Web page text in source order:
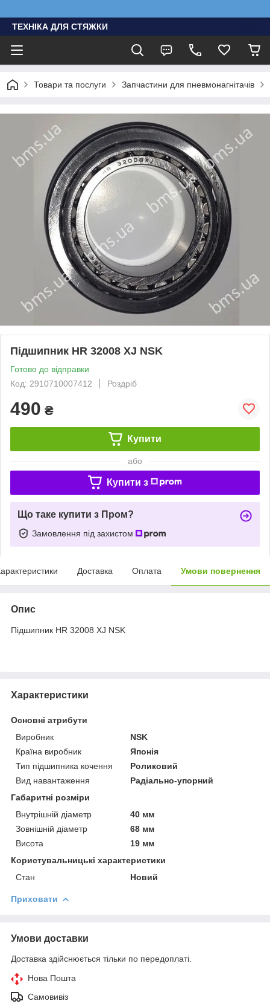
ТЕХНІКА ДЛЯ СТЯЖКИ
Товари та послуги Запчастини для пневмонагнітачів
Підшипник HR 32008 XJ NSK
Готово до відправки
Код: 2910710007412
Роздріб
490 ₴
Купити
або
Купити з
Що таке купити з Пром?
Замовлення під захистом
Доставка Оплата Умови повернення
Опис
Підшипник HR 32008 XJ NSK
Характеристики
Основні атрибути
Виробник
NSK
Країна виробник
Японія
Тип підшипника кочення
Роликовий
Вид навантаження
Радіально-упорний
Габаритні розміри
Внутрішній діаметр
40 мм
Зовнішній діаметр
68 мм
Висота
19 мм
Користувальницькі характеристики
Стан
Новий
Приховати
Умови доставки
Доставка здійснюється тільки по передоплаті.
Нова Пошта
Самовивіз